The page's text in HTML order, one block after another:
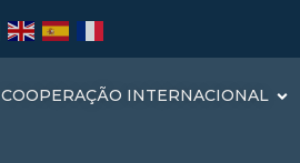
COOPERAÇÃO INTERNACIONAL